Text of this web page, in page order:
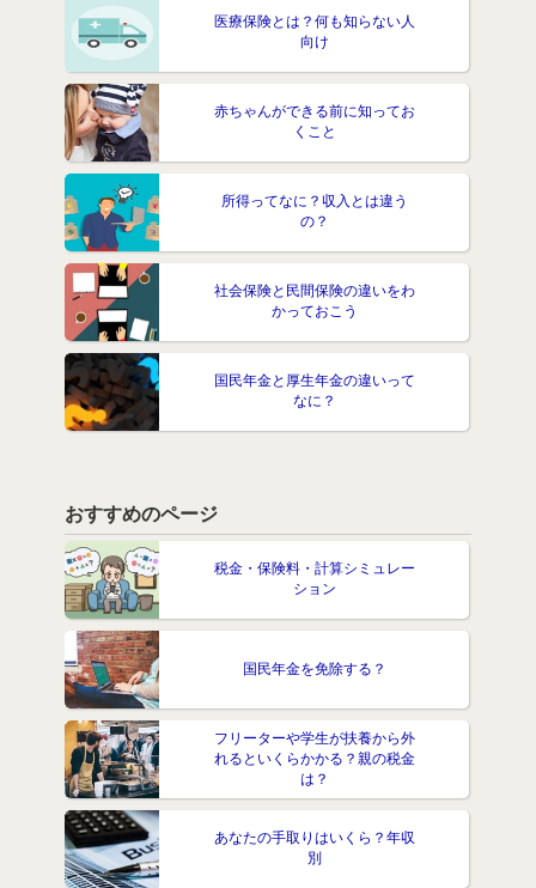
医療保険とは？何も知らない人
向け
赤ちゃんができる前に知ってお
くこと
所得ってなに？収入とは違う
の？
社会保険と民間保険の違いをわ
かっておこう
国民年金と厚生年金の違いって
なに？
おすすめのページ
税金・保険料・計算シミュレー
ション
国民年金を免除する？
フリーターや学生が扶養から外
れるといくらかかる？親の税金
は？
あなたの手取りはいくら？年収
別